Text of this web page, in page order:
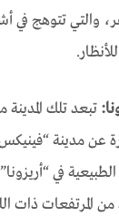
والتي تتوهج
تبعد تلك
عن مدينة
الطبيعية في
من المرتفعات ذات